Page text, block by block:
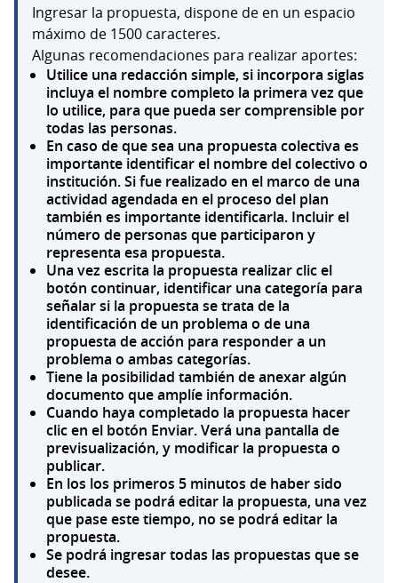
Ingresar la propuesta, dispone de en un espacio
máximo de 1500 caracteres.
Algunas recomendaciones para realizar aportes:
Utilice una redacción simple, si incorpora siglas
incluya el nombre completo la primera vez que
lo utilice, para que pueda ser comprensible por
todas las personas.
En caso de que sea una propuesta colectiva es
importante identificar el nombre del colectivo o
institución. Si fue realizado en el marco de una
actividad agendada en el proceso del plan
también es importante identificarla. Incluir el
número de personas que participaron y
representa esa propuesta.
Una vez escrita la propuesta realizar clic el
botón continuar, identificar una categoría para
señalar si la propuesta se trata de la
identificación de un problema o de una
propuesta de acción para responder a un
problema o ambas categorías.
Tiene la posibilidad también de anexar algún
documento que amplíe información.
Cuando haya completado la propuesta hacer
clic en el botón Enviar. Verá una pantalla de
previsualización, y modificar la propuesta o
publicar.
En los los primeros 5 minutos de haber sido
publicada se podrá editar la propuesta, una vez
que pase este tiempo, no se podrá editar la
propuesta.
Se podrá ingresar todas las propuestas que se
desee.